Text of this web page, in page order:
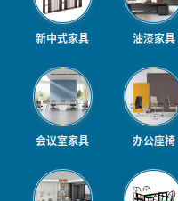
新中式家具 油漆家具
会议室家具 办公座椅